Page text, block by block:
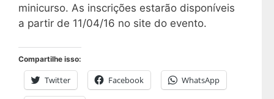
minicurso. As inscrições estarão disponíveis
a partir de 11/04/16 no site do evento.
Compartilhe isso:
Twitter Facebook WhatsApp